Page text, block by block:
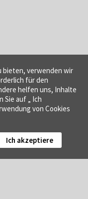
bieten, verwenden wir
für den
helfen uns, Inhalte
Sie auf „ Ich
von Cookies
Ich akzeptiere